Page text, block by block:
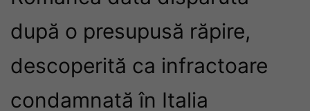
după o presupusă răpire,
descoperită ca infractoare
condamnată în Italia